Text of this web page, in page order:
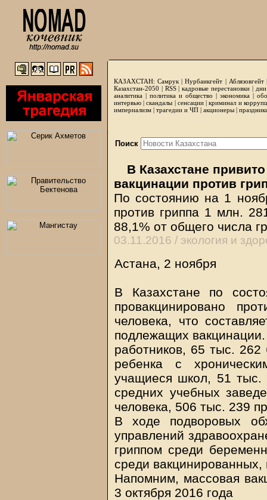
КАЗАХСТАН: Самрук |Нурбанкгейт | Аблязовгейт
Казахстан-2050 | RSS|кадровые перестановки|
аналитика | политика и общество | экономика |
интервью |скандалы | сенсации|криминал и
империализм | трагедии и ЧП | акционеры |
Поиск
В Казахстане
вакцинации против
По состоянию на 1
против гриппа 1 млн.
88,1% от общего числа
03.11.2016 / экология и
Астана, 2 ноября
В Казахстане по
провакцинировано
человека, что
подлежащих
работников, 65 тыс.
ребенка с
учащиеся школ, 51 тыс.
средних учебных
человека, 506 тыс. 239
В ходе подворовых
управлений
гриппом среди
среди
Напомним, массовая
3 октября 2016 года